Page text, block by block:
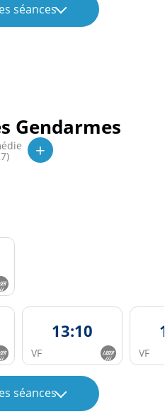
séances
Gendarmes
+
13:10
VF VF
séances